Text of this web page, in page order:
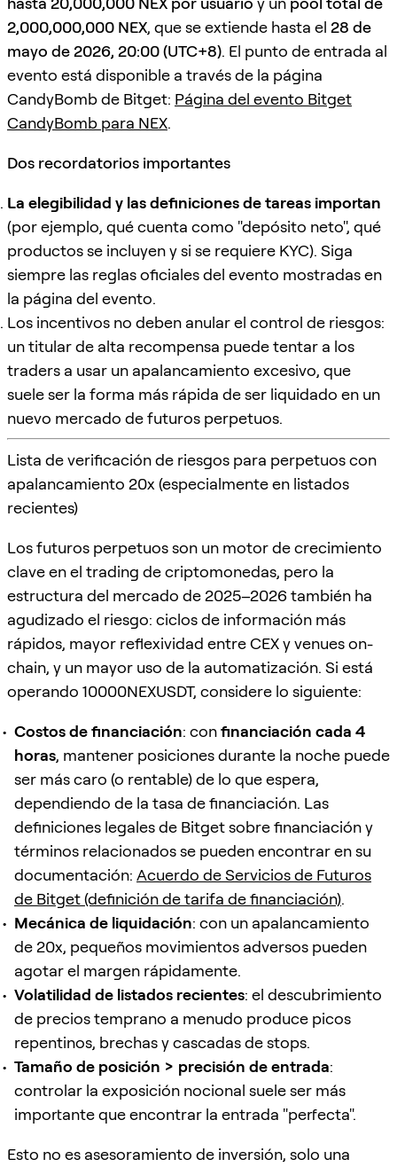
2,000,000,000 NEX, que se extiende hasta el 28 de
mayo de 2026, 20:00 (UTC+8). El punto de entrada al
evento está disponible a través de la página
CandyBomb de Bitget: Página del evento Bitget
CandyBomb para NEX.
Dos recordatorios importantes
La elegibilidad y las definiciones de tareas importan
(por ejemplo, qué cuenta como "depósito neto", qué
productos se incluyen y si se requiere KYC). Siga
siempre las reglas oficiales del evento mostradas en
la página del evento.
Los incentivos no deben anular el control de riesgos:
un titular de alta recompensa puede tentar a los
traders a usar un apalancamiento excesivo, que
suele ser la forma más rápida de ser liquidado en un
nuevo mercado de futuros perpetuos.
Lista de verificación de riesgos para perpetuos con
apalancamiento 20x (especialmente en listados
recientes)
Los futuros perpetuos son un motor de crecimiento
clave en el trading de criptomonedas, pero la
estructura del mercado de 2025–2026 también ha
agudizado el riesgo: ciclos de información más
rápidos, mayor reflexividad entre CEX y venues on-
chain, y un mayor uso de la automatización. Si está
operando 10000NEXUSDT, considere lo siguiente:
Costos de financiación: confinanciación cada 4
horas, mantener posiciones durante la noche puede
ser más caro (o rentable) de lo que espera,
dependiendo de la tasa de financiación. Las
definiciones legales de Bitget sobre financiación y
términos relacionados se pueden encontrar en su
documentación: Acuerdo de Servicios de Futuros
de Bitget (definición de tarifa de financiación).
Mecánica de liquidación: con un apalancamiento
de 20x, pequeños movimientos adversos pueden
agotar el margen rápidamente.
Volatilidad de listados recientes: el descubrimiento
de precios temprano a menudo produce picos
repentinos, brechas y cascadas de stops.
Tamaño de posición > precisión de entrada:
controlar la exposición nocional suele ser más
importante que encontrar la entrada "perfecta".
Esto no es asesoramiento de inversión, solo una